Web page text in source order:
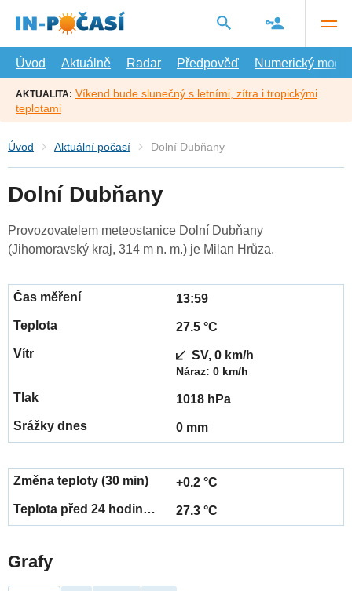
hlavní
Úvod
Aktuálně Radar Předpověď Numerický model
AKTUALITA: Víkend bude slunečný s letními, zítra i tropickými
teplotami
Úvod Aktuální počasí Dolní Dubňany
Dolní Dubňany
Provozovatelem meteostanice Dolní Dubňany
(Jihomoravský kraj, 314 m n. m.) je Milan Hrůza.
13:59
27.5 °C
SV, 0 km/h
Náraz: 0 km/h
1018 hPa
0 mm
+0.2 °C
27.3 °C
Grafy